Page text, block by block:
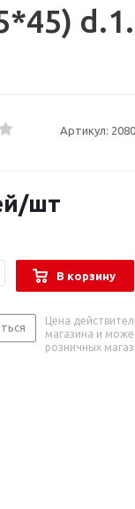
Артикул:
/шт
В корзину
Цена
магазина и
розничных